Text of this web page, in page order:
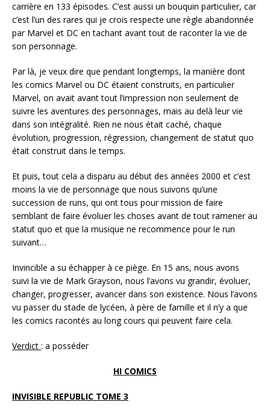
carrière en 133 épisodes. C’est aussi un bouquin particulier, car
c’est l’un des rares qui je crois respecte une règle abandonnée
par Marvel et DC en tachant avant tout de raconter la vie de
son personnage.
Par là, je veux dire que pendant longtemps, la manière dont
les comics Marvel ou DC étaient construits, en particulier
Marvel, on avait avant tout l’impression non seulement de
suivre les aventures des personnages, mais au delà leur vie
dans son intégralité. Rien ne nous était caché, chaque
évolution, progression, régression, changement de statut quo
était construit dans le temps.
Et puis, tout cela a disparu au début des années 2000 et c’est
moins la vie de personnage que nous suivons qu’une
succession de runs, qui ont tous pour mission de faire
semblant de faire évoluer les choses avant de tout ramener au
statut quo et que la musique ne recommence pour le run
suivant…
Invincible a su échapper à ce piège. En 15 ans, nous avons
suivi la vie de Mark Grayson, nous l’avons vu grandir, évoluer,
changer, progresser, avancer dans son existence. Nous l’avons
vu passer du stade de lycéen, à père de famille et il n’y a que
les comics racontés au long cours qui peuvent faire cela.
Verdict : a posséder
HI COMICS
INVISIBLE REPUBLIC TOME 3